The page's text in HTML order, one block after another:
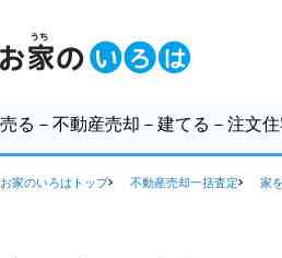
売る －不動産売却－ 建てる －注文住
お家のいろはトップ 不動産売却一括査定 家